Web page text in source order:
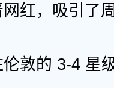
红，吸引了
敦的 3-4 星